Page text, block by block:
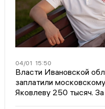
04/01 15:50
Власти Ивановской
заплатили
Яковлеву 250 тысяч. За